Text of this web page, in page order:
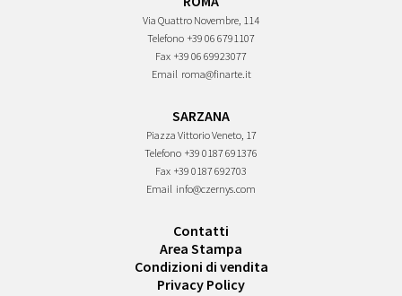
Via Quattro Novembre, 114
Telefono +39 06 6791107
Fax +39 06 69923077
Email roma@finarte.it
SARZANA
Piazza Vittorio Veneto, 17
Telefono +39 0187 691376
Fax +39 0187 692703
Email info@czernys.com
Contatti
Area Stampa
Condizioni di vendita
Privacy Policy